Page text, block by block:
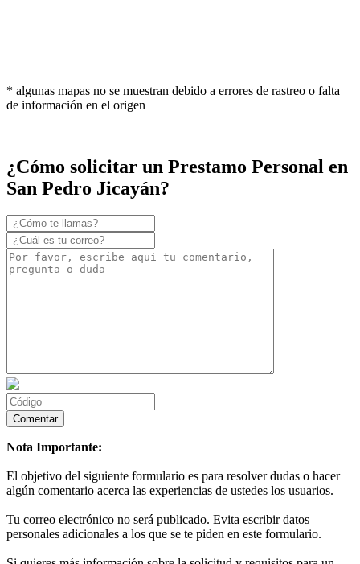
* algunas mapas no se muestran debido a errores de rastreo o falta
de información en el origen
¿Cómo solicitar un Prestamo Personal en
San Pedro Jicayán?
Nota Importante:
El objetivo del siguiente formulario es para resolver dudas o hacer
algún comentario acerca las experiencias de ustedes los usuarios.
Tu correo electrónico no será publicado. Evita escribir datos
personales adicionales a los que se te piden en este formulario.